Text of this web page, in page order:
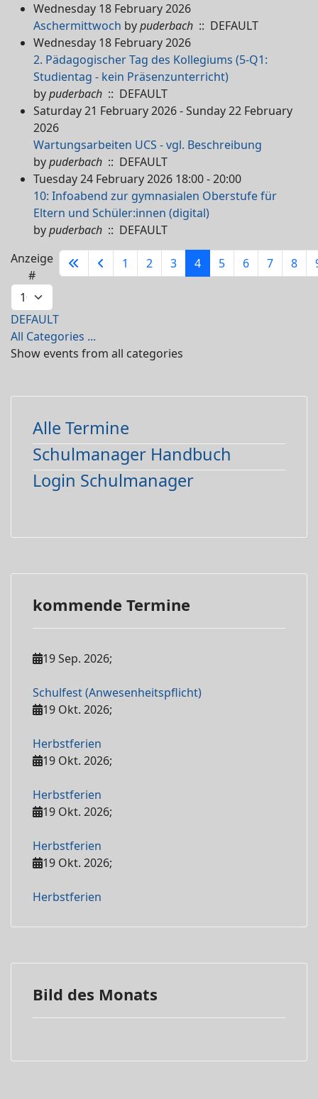
Wednesday 18 February 2026
Aschermittwoch bypuderbach :: DEFAULT
Wednesday 18 February 2026
2. Pädagogischer Tag des Kollegiums (5-Q1:
Studientag - kein Präsenzunterricht)
bypuderbach :: DEFAULT
Saturday 21 February 2026 - Sunday 22 February
2026
Wartungsarbeiten UCS - vgl. Beschreibung
bypuderbach :: DEFAULT
Tuesday 24 February 2026 18:00 - 20:00
10: Infoabend zur gymnasialen Oberstufe für
Eltern und Schüler:innen (digital)
bypuderbach :: DEFAULT
Pagination List Limit
Anzeige
#
1 2 3 4 5 6 7 8
DEFAULT
All Categories ...
Show events from all categories
Alle Termine
Schulmanager Handbuch
Login Schulmanager
kommende Termine
19 Sep. 2026;
Schulfest (Anwesenheitspflicht)
19 Okt. 2026;
Herbstferien
19 Okt. 2026;
Herbstferien
19 Okt. 2026;
Herbstferien
19 Okt. 2026;
Herbstferien
Bild des Monats